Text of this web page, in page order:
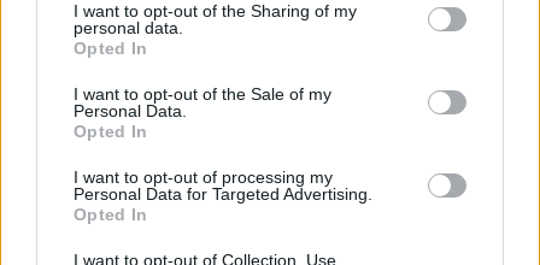
I want to opt-out of the Sharing of my
personal data.
Opted In
I want to opt-out of the Sale of my
Personal Data.
Opted In
I want to opt-out of processing my
Personal Data for Targeted Advertising.
Opted In
I want to opt-out of Collection, Use,
Comentar